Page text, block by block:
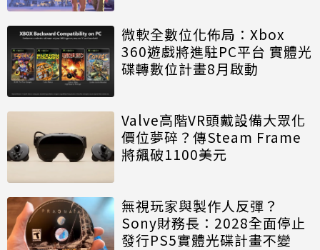
微軟全數位化佈局：Xbox
360遊戲將進駐PC平台 實體光
碟轉數位計畫8月啟動
Valve高階VR頭戴設備大眾化
價位夢碎？傳Steam Frame
將飆破1100美元
無視玩家與製作人反彈？
Sony財務長：2028全面停止
發行PS5實體光碟計畫不變